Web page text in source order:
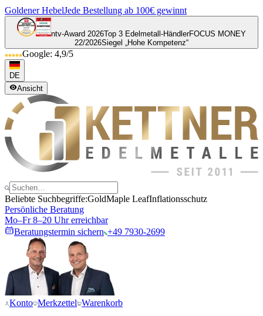
Goldener HebelJede Bestellung ab 100€ gewinnt
ntv-Award 2026Top 3 Edelmetall-HändlerFOCUS MONEY
22/2026Siegel „Hohe Kompetenz“
Google: 4,9/5
DE
Ansicht
Beliebte Suchbegriffe:GoldMaple LeafInflationsschutz
Persönliche Beratung
Mo–Fr 8–20 Uhr erreichbar
Beratungstermin sichern +49 7930-2699
Konto Merkzettel Warenkorb